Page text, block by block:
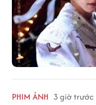
PHIM ẢNH 3 giờ trước